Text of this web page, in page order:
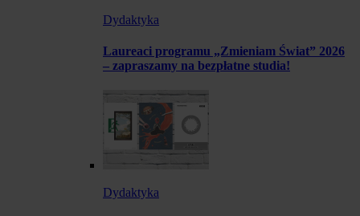
Dydaktyka
Laureaci programu „Zmieniam Świat” 2026
– zapraszamy na bezpłatne studia!
Dydaktyka